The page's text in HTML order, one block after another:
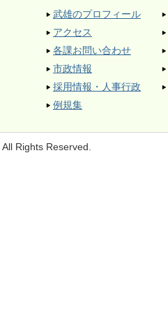
武雄のプロフィール
アクセス
各課お問い合わせ
市政情報
採用情報・人事行政
例規集
All Rights Reserved.